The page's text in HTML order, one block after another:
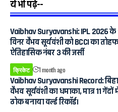
ये भी पढ़े--
Vaibhav Suryavanshi: IPL 2026
विनर वैभव सूर्यवंशी को BCCI का
ऐतिहासिक नंबर 3 की जर्सी
क्रिकेट 1 month ago
Vaibhav Suryavanshi Record:
वैभव सूर्यवंशी का धमाका, मात्र 11
ठोक बनाया वर्ल्ड रिकॉर्ड।